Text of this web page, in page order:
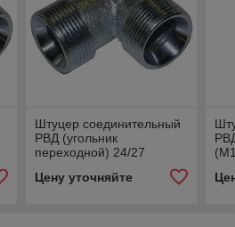
Штуцер соединительный
РВД (угольник
переходной) 24/27
*ключ 24 / ключ 27*
Цену уточняйте